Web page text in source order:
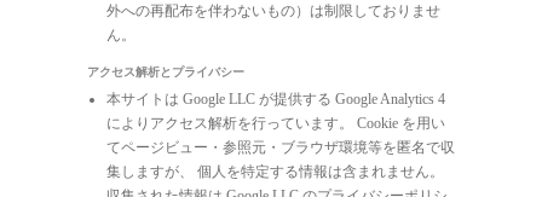
外への再配布を伴わないもの）は制限しておりませ
ん。
アクセス解析とプライバシー
本サイトは Google LLC が提供する Google Analytics 4
によりアクセス解析を行っています。 Cookie を用い
てページビュー・参照元・ブラウザ環境等を匿名で収
集しますが、 個人を特定する情報は含まれません。